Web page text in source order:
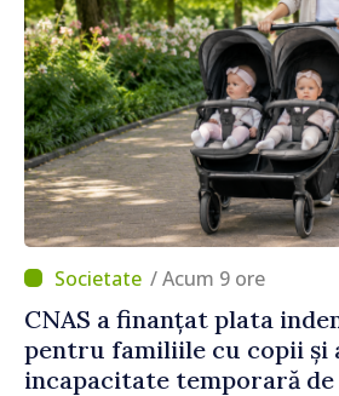
/ Acum 9 ore
CNAS a finanțat plata
pentru familiile cu copii și
incapacitate temporară de